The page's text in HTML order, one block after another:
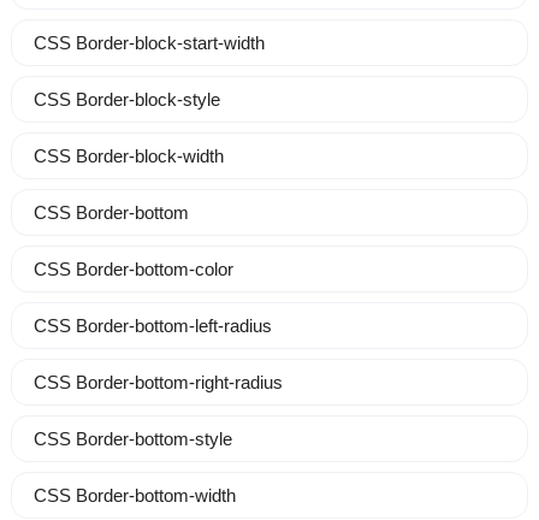
CSS Border-block-start-width
CSS Border-block-style
CSS Border-block-width
CSS Border-bottom
CSS Border-bottom-color
CSS Border-bottom-left-radius
CSS Border-bottom-right-radius
CSS Border-bottom-style
CSS Border-bottom-width